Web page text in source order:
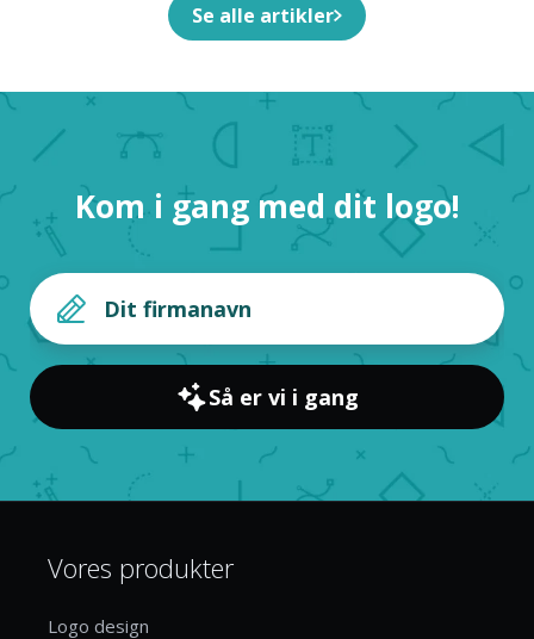
Se alle artikler
Kom i gang med dit logo!
Så er vi i gang
Vores produkter
Logo design